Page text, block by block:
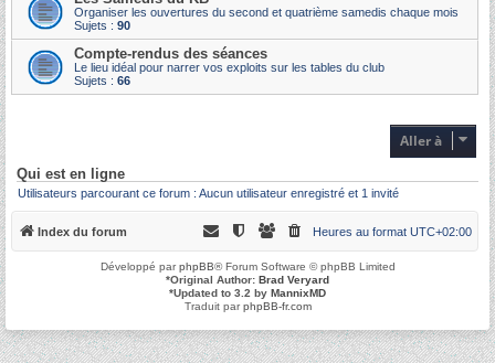
Organiser les ouvertures du second et quatrième samedis chaque mois
Sujets : 90
Compte-rendus des séances
Le lieu idéal pour narrer vos exploits sur les tables du club
Sujets : 66
Aller à
Qui est en ligne
Utilisateurs parcourant ce forum : Aucun utilisateur enregistré et 1 invité
Index du forum Heures au format UTC+02:00
Développé parphpBB® Forum Software © phpBB Limited
*Original Author: Brad Veryard
*Updated to 3.2 by MannixMD
Traduit parphpBB-fr.com